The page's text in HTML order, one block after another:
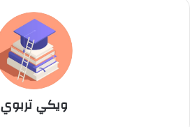
ويكي تربوي